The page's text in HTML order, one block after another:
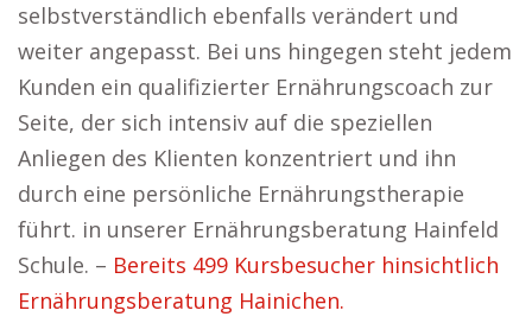
selbstverständlich ebenfalls verändert und
weiter angepasst. Bei uns hingegen steht jedem
Kunden ein qualifizierter Ernährungscoach zur
Seite, der sich intensiv auf die speziellen
Anliegen des Klienten konzentriert und ihn
durch eine persönliche Ernährungstherapie
führt. in unserer Ernährungsberatung Hainfeld
Schule. – Bereits 499 Kursbesucher hinsichtlich
Ernährungsberatung Hainichen.